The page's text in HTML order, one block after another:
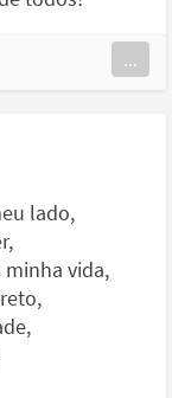
...
lado,
minha vida,